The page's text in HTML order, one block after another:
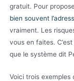
gratuit. Pour
bien souvent
vraiment. Les
vous en faites.
que le système dit
Voici trois exemples